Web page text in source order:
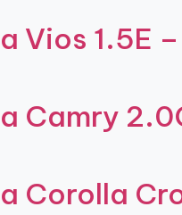
Vios 1.5E
Camry
Corolla